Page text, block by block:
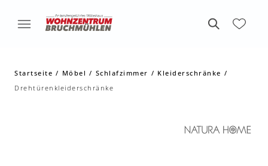
Startseite Möbel Schlafzimmer
Kleiderschränke
Drehtürenkleiderschränke